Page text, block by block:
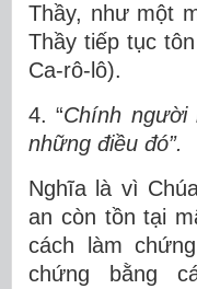
Thầy, như một
Thầy tiếp tục
Ca-rô-lô).
4. “Chính người
những điều đó”.
Nghĩa là vì
an còn tồn tại
cách làm
chứng bằng